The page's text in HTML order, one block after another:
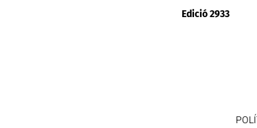
Edició 2933